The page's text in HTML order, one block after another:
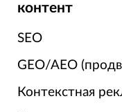
контент
SEO
GEO/AEO
Контекстная